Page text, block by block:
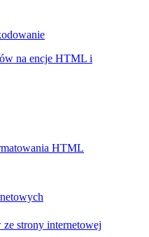
na encje HTML i
HTML
strony internetowej